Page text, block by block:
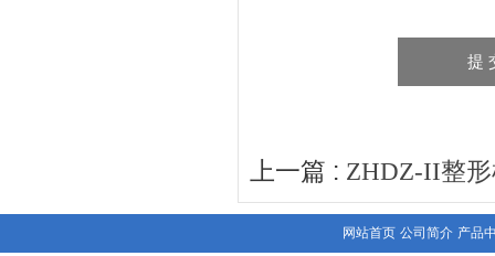
上一篇 : ZHDZ-II整
网站首页 公司简介 产品